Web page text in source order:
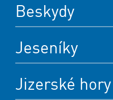
Beskydy
Jeseníky
Jizerské hory